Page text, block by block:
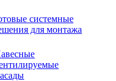
системные
для монтажа